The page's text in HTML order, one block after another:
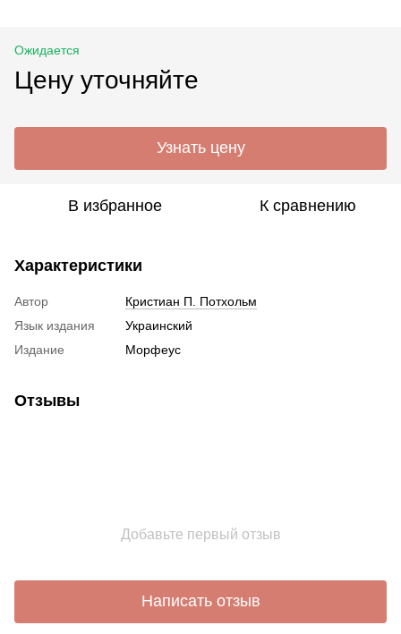
Ожидается
Цену уточняйте
Узнать цену
В избранное К сравнению
Характеристики
Автор
Кристиан П. Потхольм
Язык издания
Украинский
Издание
Морфеус
Отзывы
Добавьте первый отзыв
Написать отзыв